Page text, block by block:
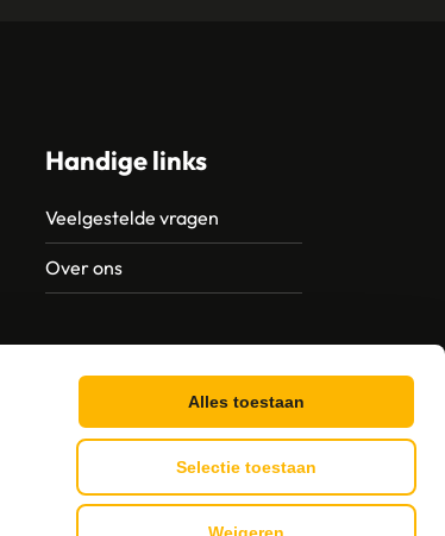
Alles toestaan
Selectie toestaan
Handige links
Veelgestelde vragen
Over ons